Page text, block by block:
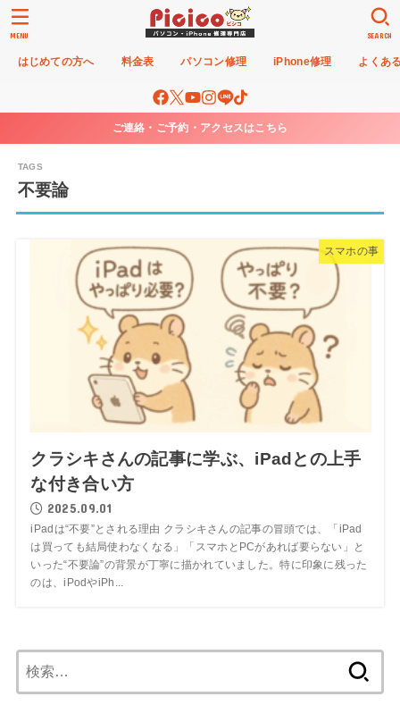
はじめての方へ 料金表 パソコン修理 iPhone修理 よくあ
SEARCH
MENU
ご連絡・ご予約・アクセスはこちら
不要論
スマホの事
クラシキさんの記事に学ぶ、iPadとの上手
な付き合い方
2025.09.01
iPadは“不要”とされる理由 クラシキさんの記事の冒頭では、「iPad
は買っても結局使わなくなる」「スマホとPCがあれば要らない」と
いった“不要論”の背景が丁寧に描かれていました。特に印象に残った
のは、iPodやiPh...
索: